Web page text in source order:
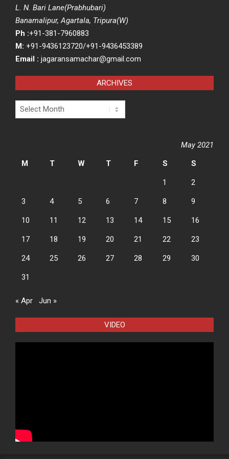
L. N. Bari Lane(Prabhubari)
Banamalipur, Agartala, Tripura(W)
Ph :+91-381-7960883
M: +91-9436123720/+91-9436453389
Email : jagaransamachar@gmail.com
ARCHIVES
Archives
May 2021
M
T W T F S S
1 2
3 4 5 6 7 8 9
10 11 12 13 14 15 16
17 18 19 20 21 22 23
24 25 26 27 28 29 30
31
« Apr Jun »
VIDEO